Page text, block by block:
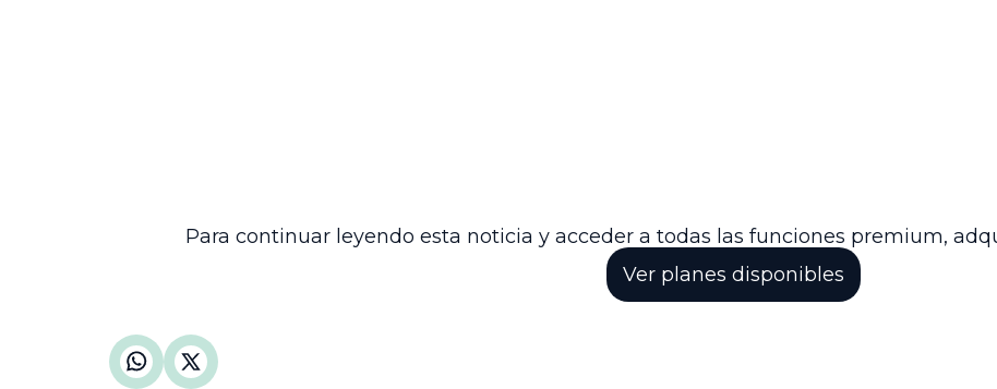
Para continuar leyendo esta noticia y acceder a todas las funciones premium,
Ver planes disponibles